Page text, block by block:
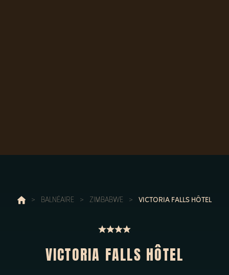
> BALNÉAIRE > ZIMBABWE > VICTORIA FALLS HÔTEL
VICTORIA FALLS HÔTEL